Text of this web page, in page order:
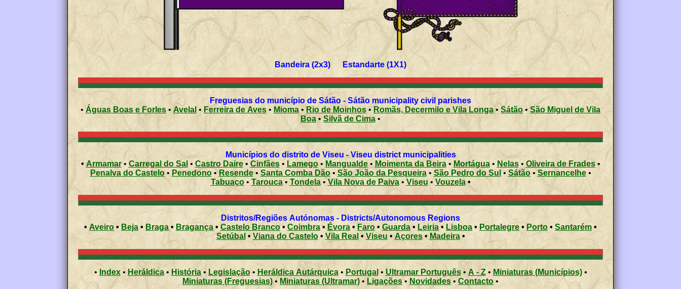
Bandeira (2x3) Estandarte (1X1)
Freguesias do município de Sátão - Sátão municipality civil parishes
•
Águas Boas e Forles • Avelal • Ferreira de Aves • Mioma • Rio de Moinhos • Romãs, Decermilo e Vila Longa • Sátão•São Miguel de Vila
Boa • Silvã de Cima •
Municípios do distrito de Viseu - Viseu district municipalities
• Armamar• Carregal do Sal • Castro Daire•Cinfães• Lamego•Mangualde• Moimenta da Beira• Mortágua• Nelas• Oliveira de Frades•
Penalva do Castelo• Penedono•Resende•Santa Comba Dão•São João da Pesqueira• São Pedro do Sul • Sátão• Sernancelhe•
Tabuaço• Tarouca• Tondela•Vila Nova de Paiva• Viseu • Vouzela •
Distritos/Regiões Autónomas - Districts/Autonomous Regions
• Aveiro • Beja • Braga • Bragança • Castelo Branco• Coimbra •Évora • Faro • Guarda • Leiria• Lisboa •Portalegre • Porto • Santarém•
Setúbal • Viana do Castelo• Vila Real • Viseu • Açores • Madeira •
• Index•Heráldica• História • Legislação • Heráldica Autárquica• Portugal • Ultramar Português• A - Z• Miniaturas (Municípios)•
Miniaturas (Freguesias)• Miniaturas (Ultramar) • Ligações• Novidades • Contacto •